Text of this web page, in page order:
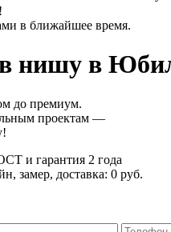
в ближайшее время.
нишу в
до премиум.
проектам —
и гарантия 2 года
замер, доставка: 0 руб.